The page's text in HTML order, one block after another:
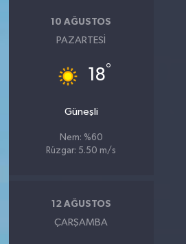
10 AĞUSTOS
PAZARTESI
18°
Güneşli
Nem: %60
Rüzgar: 5.50 m/s
12 AĞUSTOS
ÇARŞAMBA